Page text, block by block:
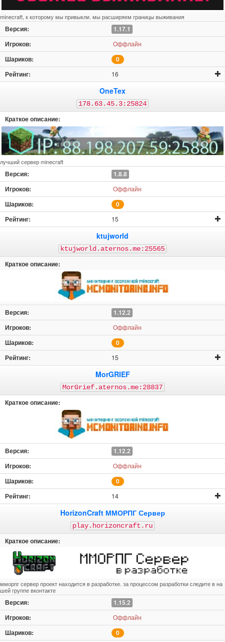
minecraft, к которому мы привыкли. мы расширяем границы выживания
1.17.1
Оффлайн
0
16
OneTex
178.63.45.3:25824
лучший сервер minecraft
1.8.8
Оффлайн
0
15
ktujworld
ktujworld.aternos.me:25565
1.12.2
Оффлайн
0
15
MorGRIEF
MorGrief.aternos.me:28837
1.12.2
Оффлайн
0
14
HorizonCraft ММОРПГ Сервер
play.horizoncraft.ru
мморпг сервер проект находится в разработке. за процессом разработки следите в на
шей группе вконтакте
1.15.2
Оффлайн
0